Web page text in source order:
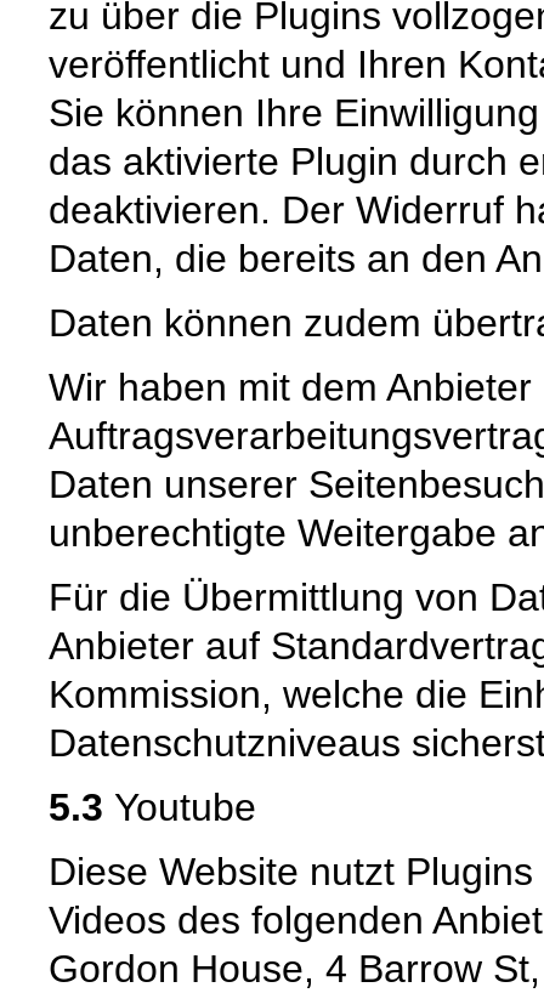
zu über die Plugins
veröffentlicht und Ihren
Sie können Ihre
das aktivierte Plugin durch
deaktivieren. Der Widerruf
Daten, die bereits an den
Daten können zudem
Wir haben mit dem Anbieter
Daten unserer
unberechtigte Weitergabe
Für die Übermittlung von
Anbieter auf
Kommission, welche die
Datenschutzniveaus
5.3 Youtube
Diese Website nutzt
Videos des folgenden
Gordon House, 4 Barrow